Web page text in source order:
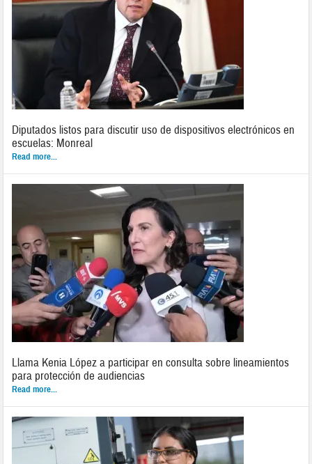
Diputados listos para discutir uso de dispositivos electrónicos en
escuelas: Monreal
Read more...
Llama Kenia López a participar en consulta sobre lineamientos
para protección de audiencias
Read more...